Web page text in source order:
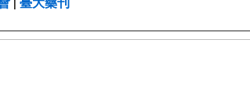
| 臺大藥刊